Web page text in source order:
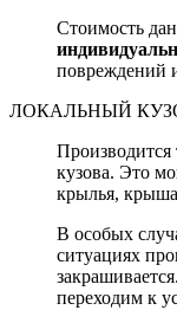
Стоимость
повреждений
ЛОКАЛЬНЫЙ
Производится
кузова. Это
крылья,
В особых
ситуациях
переходим к